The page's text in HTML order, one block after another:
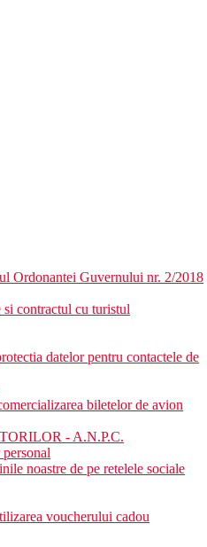
16:00)
Gozleme, cafea/ceai si
amiezii.
00:00)
la 07:30 la 24:00
prosop gratuit (schimbat
in cadrul All Inclusive, transfer
10:00-18: 00). WiFi pe plaja
pe plaja.
club (4-12 ani), program de
masaje, ingrijire a pielii.
Ordonantei Guvernului nr. 2/2018
contractul cu turistul
datelor pentru contactele de
biletelor de avion
- A.N.P.C.
noastre de pe retelele sociale
voucherului cadou